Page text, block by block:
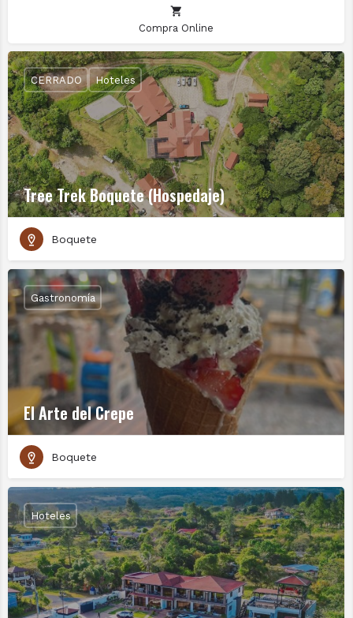
Compra Online
Tree Trek Boquete (Hospedaje)
CERRADO Hoteles
Boquete
El Arte del Crepe
Gastronomía
Boquete
Hoteles